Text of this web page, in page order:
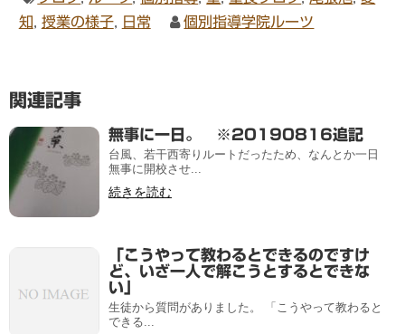
知
授業の様子, 日常 個別指導学院ルーツ
関連記事
無事に一日。 ※20190816追記
台風、若干西寄りルートだったため、なんとか一日
無事に開校させ...
続きを読む
「こうやって教わるとできるのですけ
ど、いざ一人で解こうとするとできな
い」
生徒から質問がありました。 「こうやって教わると
できる...